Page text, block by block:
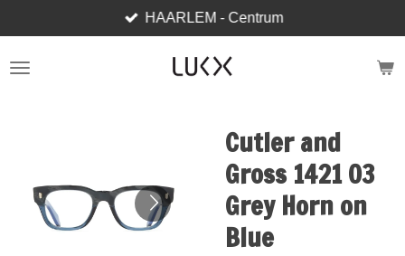
direct
naar
HAARLEM - Centrum
Cutler and
Gross 1421 03
Grey Horn on
Blue